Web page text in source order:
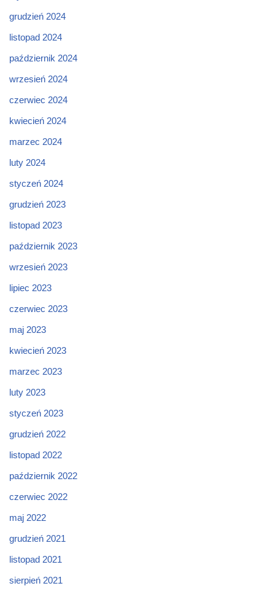
grudzień 2024
listopad 2024
październik 2024
wrzesień 2024
czerwiec 2024
kwiecień 2024
marzec 2024
luty 2024
styczeń 2024
grudzień 2023
listopad 2023
październik 2023
wrzesień 2023
lipiec 2023
czerwiec 2023
maj 2023
kwiecień 2023
marzec 2023
luty 2023
styczeń 2023
grudzień 2022
listopad 2022
październik 2022
czerwiec 2022
maj 2022
grudzień 2021
listopad 2021
sierpień 2021